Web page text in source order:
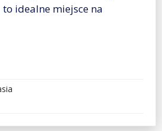
idealne miejsce na